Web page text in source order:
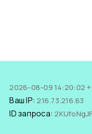
2026-08-09 14:20:02
Ваш IP:216.73.216.63
ID запроса: